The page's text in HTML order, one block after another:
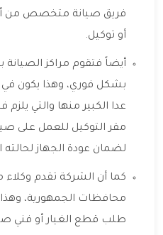
فريق صيانة متخصص من
أو توكيل.
أيضاً فتقوم مراكز الصيانة
بشكل فوري، وهذا يكون في
عدا الكبير منها والتي يلزم
مقر التوكيل للعمل على
لضمان عودة الجهاز لحالته
كما أن الشركة تقدم
محافظات الجمهورية،
طلب قطع الغيار أو فني